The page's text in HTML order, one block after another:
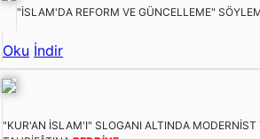
"İSLAM'DA REFORM VE GÜNCELLEME"
Oku İndir
"KUR'AN İSLAM'I" SLOGANI ALTINDA